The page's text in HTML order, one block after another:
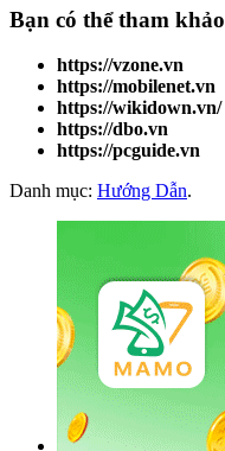
Bạn có thể tham khảo
https://vzone.vn
https://mobilenet.vn
https://wikidown.vn/
https://dbo.vn
https://pcguide.vn
Danh mục: Hướng Dẫn.